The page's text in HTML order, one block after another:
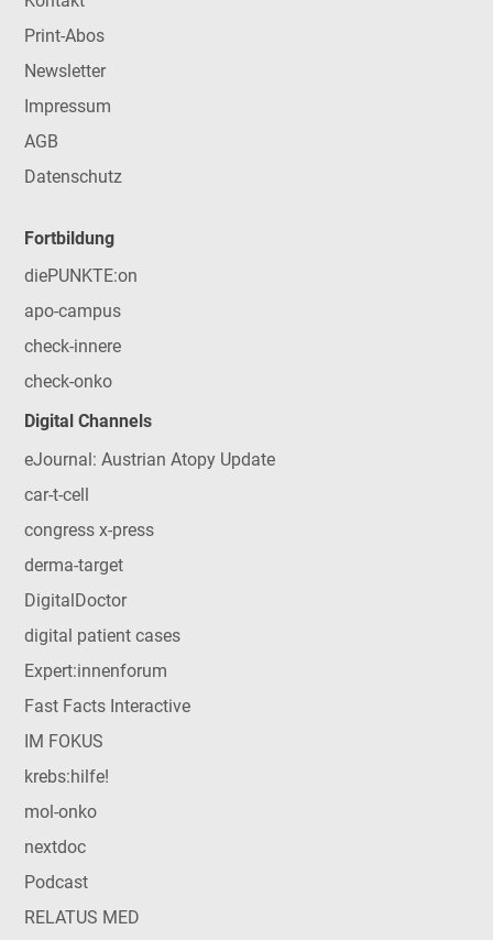
Print-Abos
Newsletter
Impressum
AGB
Datenschutz
Fortbildung
diePUNKTE:on
apo-campus
check-innere
check-onko
Digital Channels
eJournal: Austrian Atopy Update
car-t-cell
congress x-press
derma-target
DigitalDoctor
digital patient cases
Expert:innenforum
Fast Facts Interactive
IM FOKUS
krebs:hilfe!
mol-onko
nextdoc
Podcast
RELATUS MED